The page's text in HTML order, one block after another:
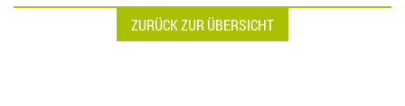
ZURÜCK ZUR ÜBERSICHT